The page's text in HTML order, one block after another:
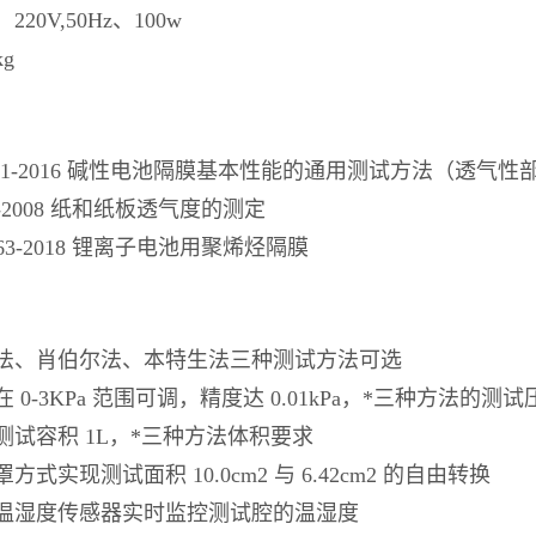
220V,50Hz、100w
2016 碱性电池隔膜基本性能的通用测试方法（透气性部
纸和纸板透气度的测定
2018 锂离子电池用聚烯烃隔膜
、肖伯尔法、本特生法三种测试方法可选
0-3KPa 范围可调，精度达 0.01kPa，*三种方法的测试
试容积 1L，*三种方法体积要求
方式实现测试面积 10.0cm2 与 6.42cm2 的自由转换
湿度传感器实时监控测试腔的温湿度